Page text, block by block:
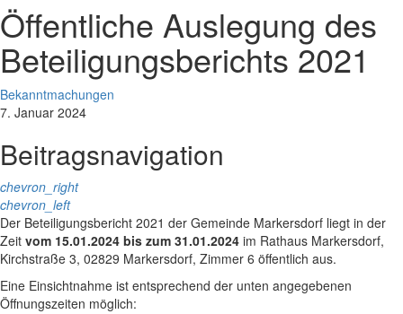
Öffentliche Auslegung des
Beteiligungsberichts 2021
Bekanntmachungen
7. Januar 2024
Beitragsnavigation
chevron_right
chevron_left
Der Beteiligungsbericht 2021 der Gemeinde Markersdorf liegt in der
Zeit vom 15.01.2024 bis zum 31.01.2024 im Rathaus Markersdorf,
Kirchstraße 3, 02829 Markersdorf, Zimmer 6 öffentlich aus.
Eine Einsichtnahme ist entsprechend der unten angegebenen
Öffnungszeiten möglich: